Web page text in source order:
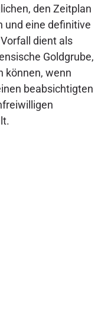
den Zeitplan
und eine definitive
dient als
Goldgrube,
können, wenn
beabsichtigten